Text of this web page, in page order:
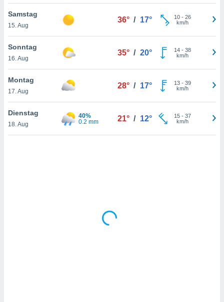
der
weiterhin
Samstag
15. Aug
36° / 17° 10- 26
km/h
Sonntag
16. Aug
35° / 20° 14- 38
km/h
Montag
17. Aug
28° / 17° 13- 39
km/h
Dienstag
18. Aug
40%
0.2 mm
21° / 12° 15- 37
km/h